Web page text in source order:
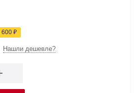
600 ₽
Нашли дешевле?